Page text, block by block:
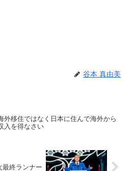
谷本 真由美
外移住ではなく日本に住んで海外から
入を得なさい
最終ランナー